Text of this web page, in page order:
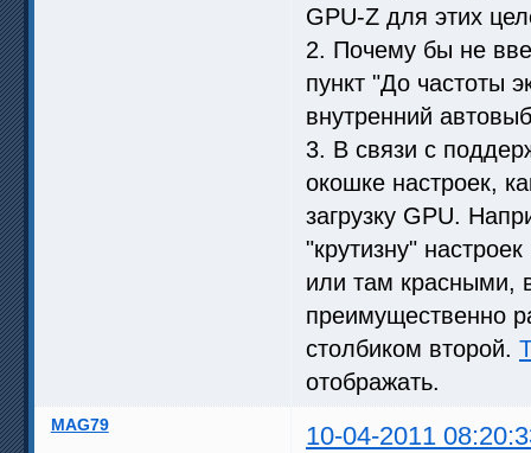
GPU-Z для этих
2. Почему бы не
пункт "До частоты
внутренний
3. В связи с
окошке настроек,
загрузку GPU.
"крутизну"
или там красными,
преимущественно
столбиком второй.
отображать.
MAG79 10-04-2011